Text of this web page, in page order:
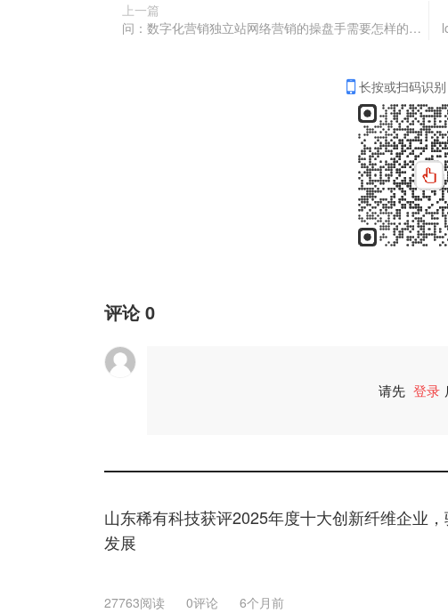
上一篇
问：数字化营销独立站网络营销的操盘手需要怎样的人？
长按或扫码识
评论0
请先 登录
山东稀有科技获评2025年度十大创新纤维企业
发展
27763阅读 0评论 6个月前